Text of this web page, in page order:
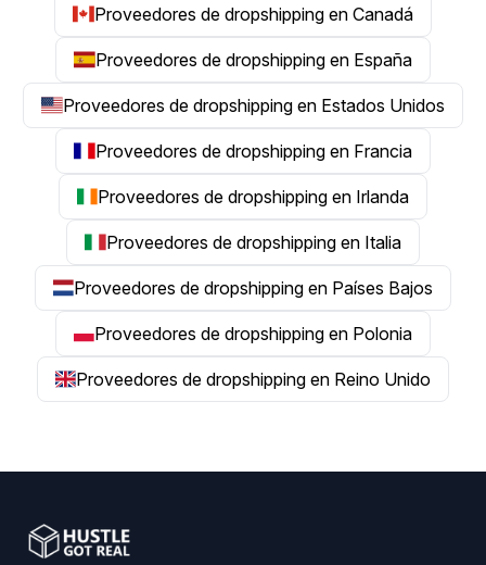
Proveedores de dropshipping en Canadá
Proveedores de dropshipping en España
Proveedores de dropshipping en Estados Unidos
Proveedores de dropshipping en Francia
Proveedores de dropshipping en Irlanda
Proveedores de dropshipping en Italia
Proveedores de dropshipping en Países Bajos
Proveedores de dropshipping en Polonia
Proveedores de dropshipping en Reino Unido